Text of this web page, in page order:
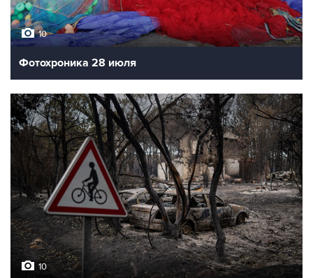
10
Фотохроника 28 июля
10